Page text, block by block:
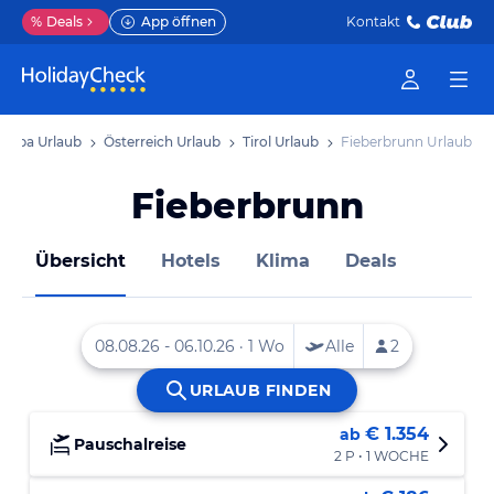
% Deals App öffnen Kontakt
Urlaub Österreich Urlaub Tirol Urlaub Fieberbrunn Urlaub
Fieberbrunn
Übersicht Hotels Klima Deals
Pauschalreise ab € 1.354
2 P • 1 WOCHE